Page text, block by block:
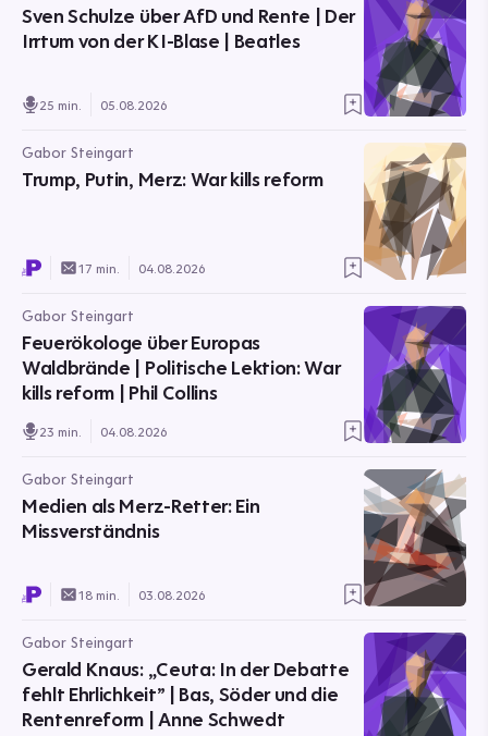
Sven Schulze über AfD und Rente | Der
Irrtum von der KI-Blase | Beatles
25 min. 05.08.2026
Gabor Steingart
Trump, Putin, Merz: War kills reform
17 min. 04.08.2026
Gabor Steingart
Feuerökologe über Europas
Waldbrände | Politische Lektion: War
kills reform | Phil Collins
23 min. 04.08.2026
Gabor Steingart
Medien als Merz-Retter: Ein
Missverständnis
18 min. 03.08.2026
Gabor Steingart
Gerald Knaus: „Ceuta: In der Debatte
fehlt Ehrlichkeit” | Bas, Söder und die
Rentenreform | Anne Schwedt